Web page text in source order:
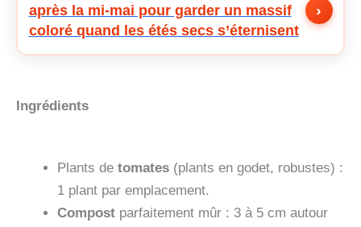
après la mi-mai pour garder un massif
coloré quand les étés secs s’éternisent
›
Ingrédients
Plants de tomates (plants en godet, robustes) :
1 plant par emplacement.
Compost parfaitement mûr : 3 à 5 cm autour